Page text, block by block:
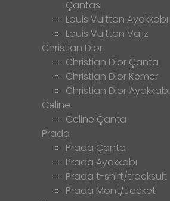
Çantası
Louis Vuitton Ayakkabı
Louis Vuitton Valiz
Christian Dior
Christian Dior Çanta
Christian Dior Kemer
Christian Dior Ayakkabı
Celine
Celine Çanta
Prada
Prada Çanta
Prada Ayakkabı
Prada t-shirt/tracksuit
Prada Mont/Jacket